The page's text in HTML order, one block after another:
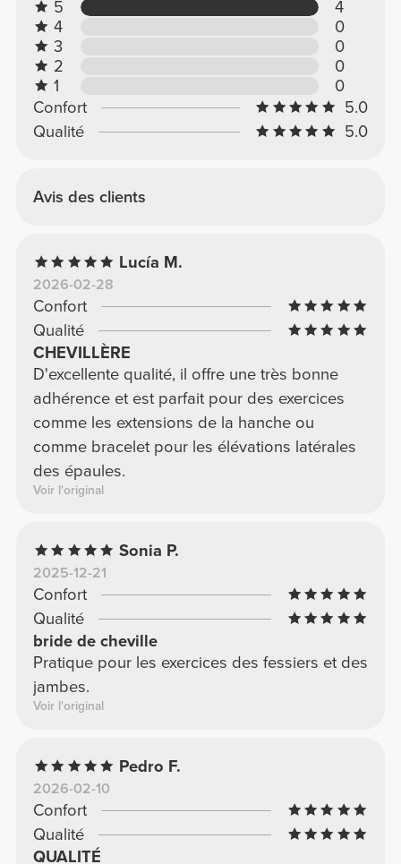
5
4
4
0
3
0
2
0
1
0
Confort
5.0
Qualité
5.0
Avis des clients
Lucía M.
2026-02-28
Confort
Qualité
CHEVILLÈRE
D'excellente qualité, il offre une très bonne
adhérence et est parfait pour des exercices
comme les extensions de la hanche ou
comme bracelet pour les élévations latérales
des épaules.
Voir l'original
Sonia P.
2025-12-21
Confort
Qualité
bride de cheville
Pratique pour les exercices des fessiers et des
jambes.
Voir l'original
Pedro F.
2026-02-10
Confort
Qualité
QUALITÉ